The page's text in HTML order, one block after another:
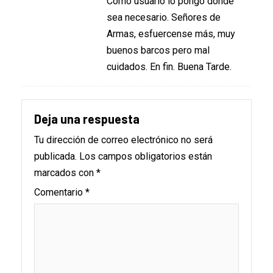
sea necesario. Señores de
Armas, esfuercense más, muy
buenos barcos pero mal
cuidados. En fin. Buena Tarde.
Deja una respuesta
Tu dirección de correo electrónico no será
publicada. Los campos obligatorios están
marcados con *
Comentario *